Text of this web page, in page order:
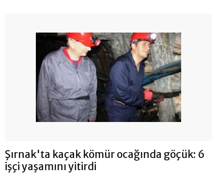
Şırnak'ta kaçak kömür ocağında göçük: 6
işçi yaşamını yitirdi